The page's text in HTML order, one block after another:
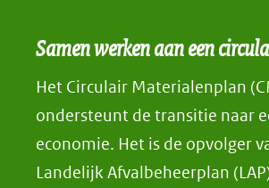
Samen werken aan een
Het Circulair Materialenplan
ondersteunt de transitie naar
economie. Het is de opvolger
Landelijk Afvalbeheerplan